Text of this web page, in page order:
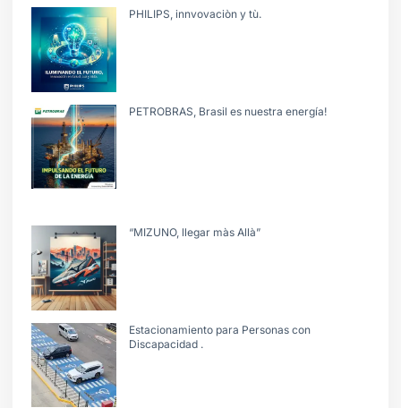
PHILIPS, innvovaciòn y tù.
PETROBRAS, Brasil es nuestra energía!
“MIZUNO, llegar màs Allà”
Estacionamiento para Personas con
Discapacidad .